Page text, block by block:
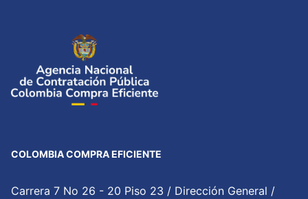
COLOMBIA COMPRA EFICIENTE
Carrera 7 No 26 - 20 Piso 23 / Dirección General /